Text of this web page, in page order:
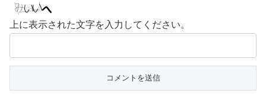
上に表示された文字を入力してください。